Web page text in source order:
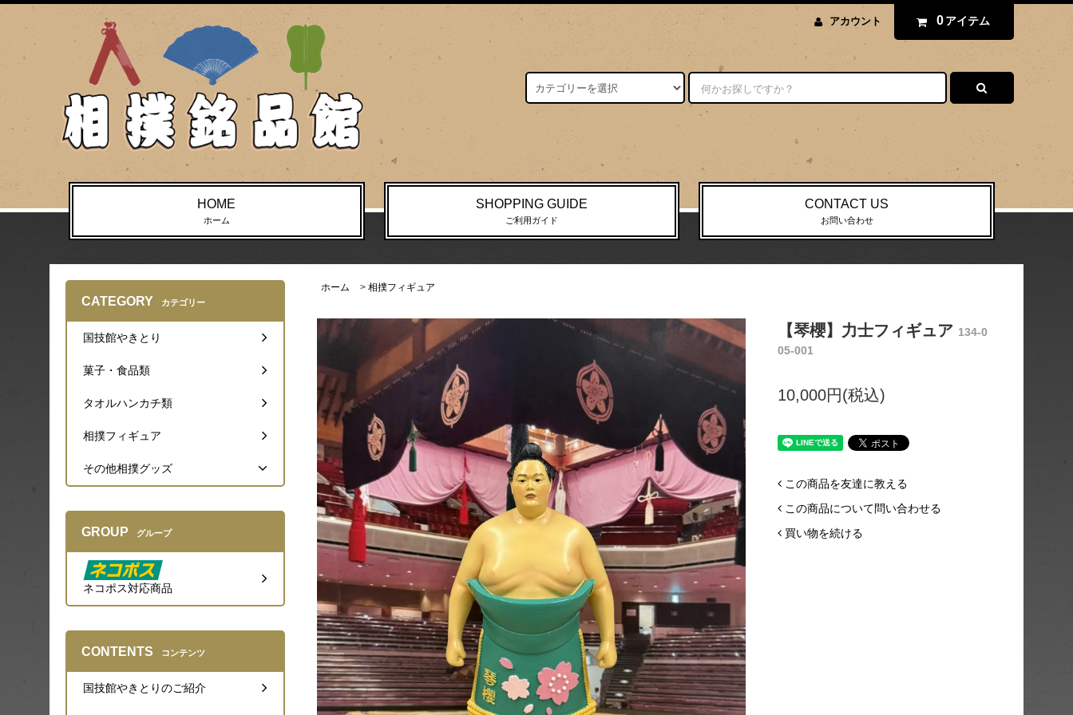
アカウント 0 アイテム
HOME
ホーム
SHOPPING GUIDE
ご利用ガイド
CONTACT US
お問い合わせ
ホーム > 相撲フィギュア
【琴櫻】力士フィギュア 134-0
05-001
10,000円(税込)
この商品を友達に教える
この商品について問い合わせる
買い物を続ける
CATEGORY カテゴリー
国技館やきとり
菓子・食品類
タオルハンカチ類
相撲フィギュア
その他相撲グッズ
GROUP グループ
ネコポス対応商品
CONTENTS コンテンツ
国技館やきとりのご紹介